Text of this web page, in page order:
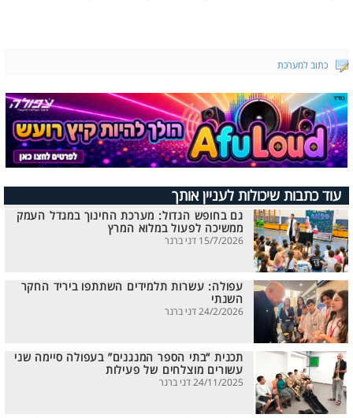
כתוב למערכת
עוד כתבות שיכולות לעניין אותך
גם בחופש הגדול: מערכת החינוך במגדל העמק
ממשיכה לפעול במלוא המרץ
15/7/2026 דני ברנר
עפולה: עשרות תלמידים השתתפו ביריד החקר
השנתי
24/2/2026 דני ברנר
תכנית “בתי הספר המנגנים” בעפולה סיימה שני
עשורים מוצלחים של פעילות
24/11/2025 דני ברנר